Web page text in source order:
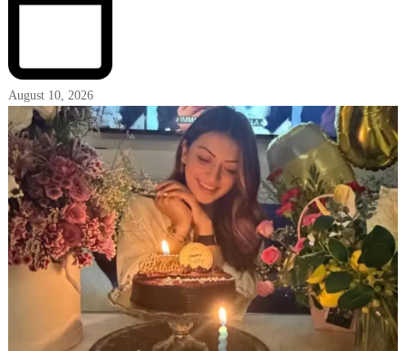
August 10, 2026